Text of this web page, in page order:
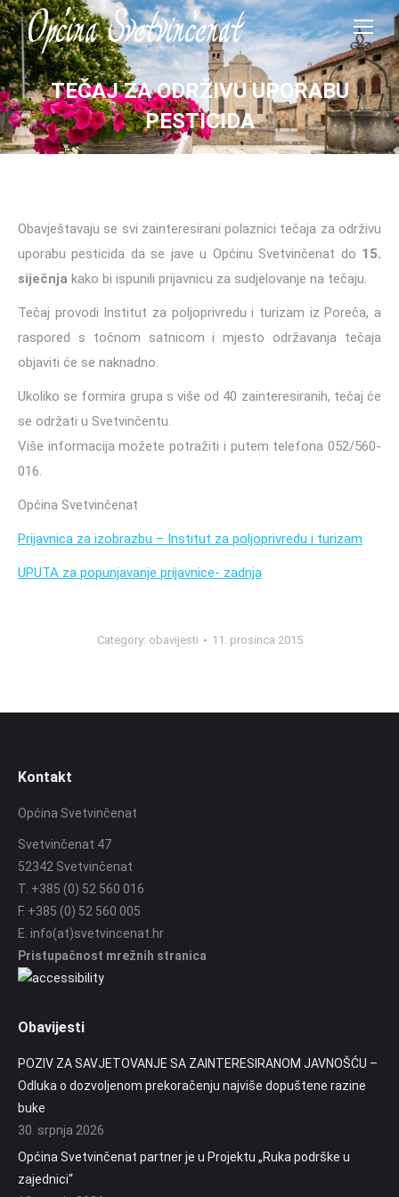
TEČAJ ZA ODRŽIVU UPORABU
PESTICIDA
Obavještavaju se svi zainteresirani polaznici tečaja za održivu
uporabu pesticida da se jave u Općinu Svetvinčenat do 15.
siječnja kako bi ispunili prijavnicu za sudjelovanje na tečaju.
Tečaj provodi Institut za poljoprivredu i turizam iz Poreča, a
raspored s točnom satnicom i mjesto održavanja tečaja
objaviti će se naknadno.
Ukoliko se formira grupa s više od 40 zainteresiranih, tečaj će
se održati u Svetvinčentu.
Više informacija možete potražiti i putem telefona 052/560-
016.
Općina Svetvinčenat
Prijavnica za izobrazbu – Institut za poljoprivredu i turizam
UPUTA za popunjavanje prijavnice- zadnja
Category: obavijesti 11. prosinca 2015
Kontakt
Općina Svetvinčenat
Svetvinčenat 47
52342 Svetvinčenat
T. +385 (0) 52 560 016
F. +385 (0) 52 560 005
E. info(at)svetvincenat.hr
Pristupačnost mrežnih stranica
Obavijesti
POZIV ZA SAVJETOVANJE SA ZAINTERESIRANOM JAVNOŠĆU –
Odluka o dozvoljenom prekoračenju najviše dopuštene razine
buke
30. srpnja 2026
Općina Svetvinčenat partner je u Projektu „Ruka podrške u
zajednici“